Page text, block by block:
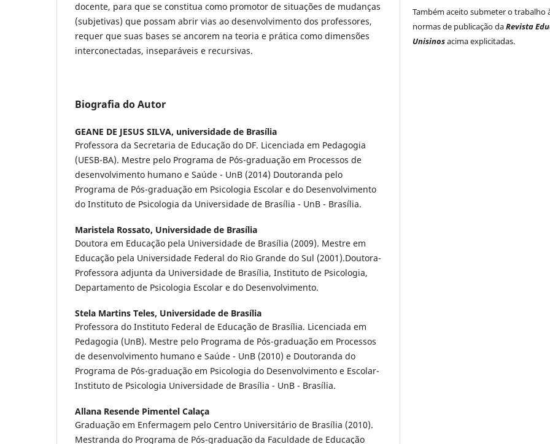
docente, para que se constitua como promotor de situações de mudanças
(subjetivas) que possam abrir vias ao desenvolvimento dos professores,
requer que suas bases se ancorem na teoria e prática como dimensões
interconectadas, inseparáveis e recursivas.
Biografia do Autor
GEANE DE JESUS SILVA, universidade de Brasília
Professora da Secretaria de Educação do DF. Licenciada em Pedagogia
(UESB-BA). Mestre pelo Programa de Pós-graduação em Processos de
desenvolvimento humano e Saúde - UnB (2014) Doutoranda pelo
Programa de Pós-graduação em Psicologia Escolar e do Desenvolvimento
do Instituto de Psicologia da Universidade de Brasília - UnB - Brasília.
Maristela Rossato, Universidade de Brasília
Doutora em Educação pela Universidade de Brasília (2009). Mestre em
Educação pela Universidade Federal do Rio Grande do Sul (2001).Doutora-
Professora adjunta da Universidade de Brasília, Instituto de Psicologia,
Departamento de Psicologia Escolar e do Desenvolvimento.
Stela Martins Teles, Universidade de Brasília
Professora do Instituto Federal de Educação de Brasília. Licenciada em
Pedagogia (UnB). Mestre pelo Programa de Pós-graduação em Processos
de desenvolvimento humano e Saúde - UnB (2010) e Doutoranda do
Programa de Pós-graduação em Psicologia do Desenvolvimento e Escolar-
Instituto de Psicologia Universidade de Brasília - UnB - Brasília.
Allana Resende Pimentel Calaça
Graduação em Enfermagem pelo Centro Universitário de Brasília (2010).
Mestranda do Programa de Pós-graduação da Faculdade de Educação
Também aceito submeter o trabalho
normas de publicação daRevista
Unisinosacima explicitadas.